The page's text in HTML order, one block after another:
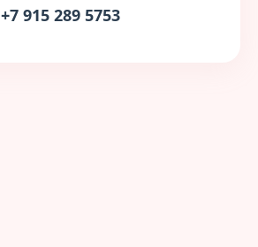
+7 915 289 5753